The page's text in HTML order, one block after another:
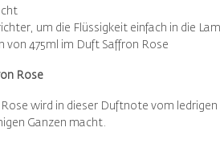
um die Flüssigkeit einfach in die
von 475ml im Duft Saffron Rose
Rose
wird in dieser Duftnote vom
Ganzen macht.